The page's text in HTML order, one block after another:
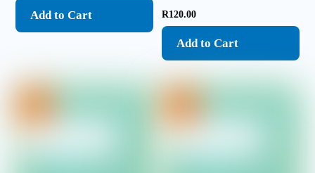
Add to Cart R120.00
Add to Cart